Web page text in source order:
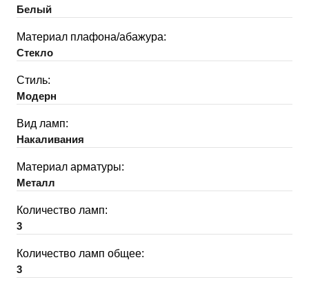
Белый
Материал плафона/абажура:
Стекло
Стиль:
Модерн
Вид ламп:
Накаливания
Материал арматуры:
Металл
Количество ламп:
3
Количество ламп общее:
3